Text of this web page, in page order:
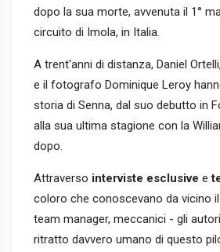
dopo la sua morte, avvenuta il 1°
circuito di Imola, in Italia.
A trent'anni di distanza, Daniel
e il fotografo Dominique Leroy
storia di Senna, dal suo debutto in
alla sua ultima stagione con la
dopo.
Attraverso interviste esclusive e
coloro che conoscevano da vicino
team manager, meccanici - gli
ritratto davvero umano di questo